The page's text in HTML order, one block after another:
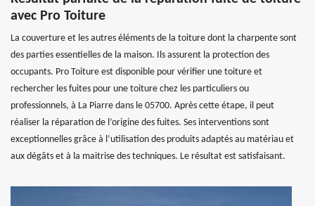
avec Pro Toiture
La couverture et les autres éléments de la toiture dont la charpente sont
des parties essentielles de la maison. Ils assurent la protection des
occupants. Pro Toiture est disponible pour vérifier une toiture et
rechercher les fuites pour une toiture chez les particuliers ou
professionnels, à La Piarre dans le 05700. Après cette étape, il peut
réaliser la réparation de l’origine des fuites. Ses interventions sont
exceptionnelles grâce à l’utilisation des produits adaptés au matériau et
aux dégâts et à la maitrise des techniques. Le résultat est satisfaisant.